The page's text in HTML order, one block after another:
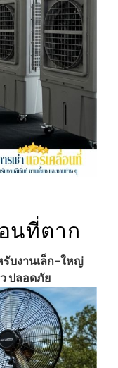
นที่ตาก
รับงานเล็ก-ใหญ่
ปลอดภัย